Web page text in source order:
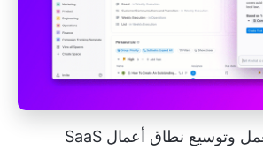
أتمتة مهام سير العمل وتوسيع نطاق أعمال SaaS